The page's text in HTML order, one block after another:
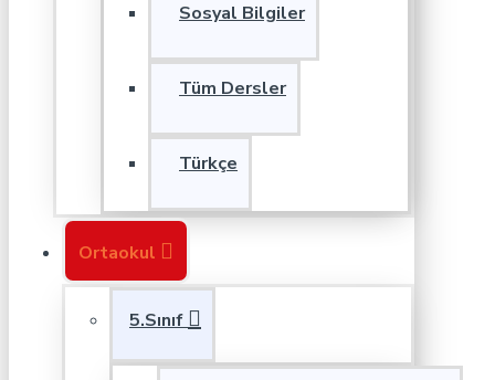
Sosyal Bilgiler
Tüm Dersler
Türkçe
Ortaokul
5.Sınıf